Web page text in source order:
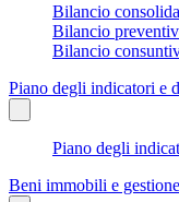
Bilancio
Bilancio
Bilancio
Piano degli indicatori e
Piano degli
Beni immobili e